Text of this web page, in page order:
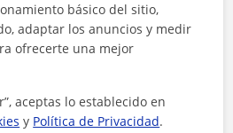
desplaza para dar clase
de la Sierra
básico del sitio,
adaptar los anuncios y medir
ofrecerte una mejor
aceptas lo establecido en
y Política de Privacidad.